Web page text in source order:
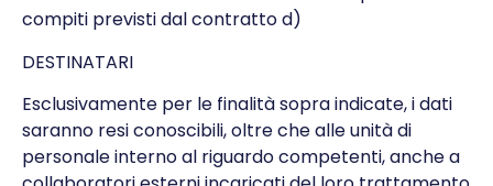
compiti previsti dal contratto d)
DESTINATARI
Esclusivamente per le finalità sopra indicate, i dati
saranno resi conoscibili, oltre che alle unità di
personale interno al riguardo competenti, anche a